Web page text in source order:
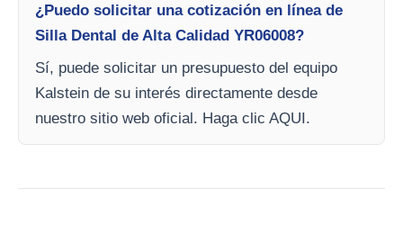
¿Puedo solicitar una cotización en línea de
Silla Dental de Alta Calidad YR06008?
Sí, puede solicitar un presupuesto del equipo
Kalstein de su interés directamente desde
nuestro sitio web oficial. Haga clic AQUI.